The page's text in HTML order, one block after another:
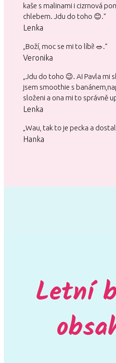
kaše s malinami i cizrnová
chlebem. Jdu do toho 😊.“
Lenka
„Boží, moc se mi to líbí! 🥗.“
Veronika
„Jdu do toho 😉. AI Pavla mi
jsem smoothie s
složeni a ona mi to správně
Lenka
„Wau, tak to je pecka a
Hanka
Letní